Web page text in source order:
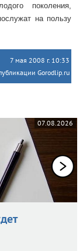
поколения,
на пользу
7 мая 2008 г. 10:33
Gorodlip.ru
07.08.2026